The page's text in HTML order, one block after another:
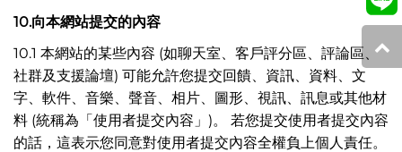
10.向本網站提交的內容
10.1 本網站的某些內容 (如聊天室、客戶評分區、評論區、
社群及支援論壇) 可能允許您提交回饋、資訊、資料、文
字、軟件、音樂、聲音、相片、圖形、視訊、訊息或其他材
料 (統稱為「使用者提交內容」)。 若您提交使用者提交內容
的話，這表示您同意對使用者提交內容全權負上個人責任。